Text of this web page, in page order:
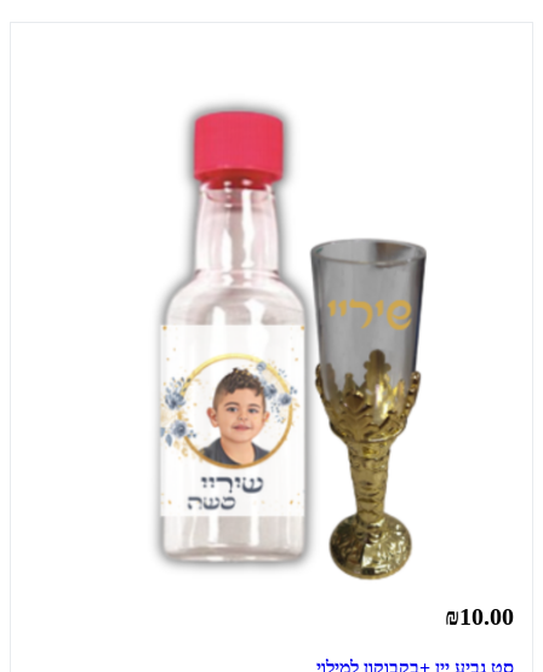
₪10.00
סט גביע יין +בקבוקון למילוי